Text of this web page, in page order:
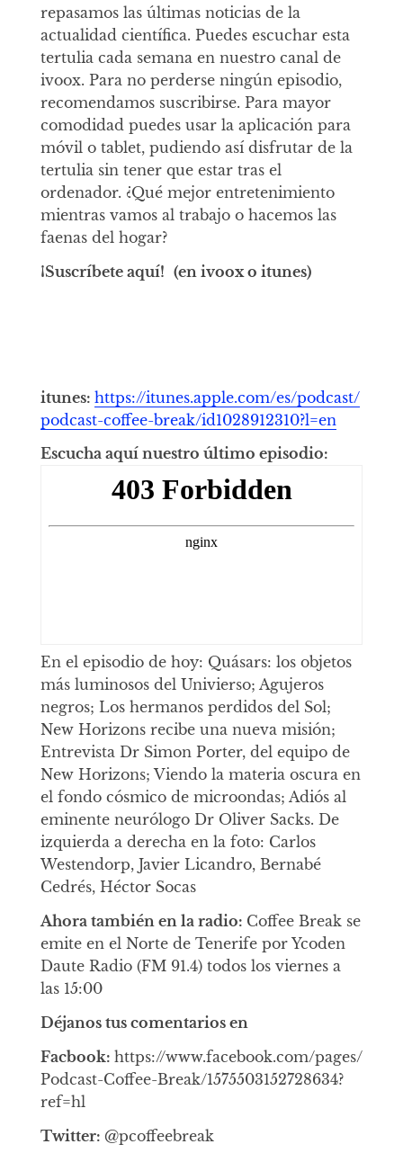
repasamos las últimas noticias de la
actualidad científica. Puedes escuchar esta
tertulia cada semana en nuestro canal de
ivoox. Para no perderse ningún episodio,
recomendamos suscribirse. Para mayor
comodidad puedes usar la aplicación para
móvil o tablet, pudiendo así disfrutar de la
tertulia sin tener que estar tras el
ordenador. ¿Qué mejor entretenimiento
mientras vamos al trabajo o hacemos las
faenas del hogar?
¡Suscríbete aquí! (en ivoox o itunes)
itunes: https://itunes.apple.com/es/podcast/
podcast-coffee-break/id1028912310?l=en
Escucha aquí nuestro último episodio:
En el episodio de hoy: Quásars: los objetos
más luminosos del Univierso; Agujeros
negros; Los hermanos perdidos del Sol;
New Horizons recibe una nueva misión;
Entrevista Dr Simon Porter, del equipo de
New Horizons; Viendo la materia oscura en
el fondo cósmico de microondas; Adiós al
eminente neurólogo Dr Oliver Sacks. De
izquierda a derecha en la foto: Carlos
Westendorp, Javier Licandro, Bernabé
Cedrés, Héctor Socas
Ahora también en la radio: Coffee Break se
emite en el Norte de Tenerife por Ycoden
Daute Radio (FM 91.4) todos los viernes a
las 15:00
Déjanos tus comentarios en
Facbook: https://www.facebook.com/pages/
Podcast-Coffee-Break/1575503152728634?
ref=hl
Twitter: @pcoffeebreak